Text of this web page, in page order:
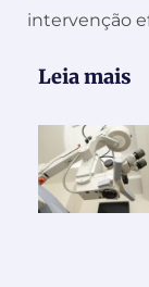
intervenção
Leia mais